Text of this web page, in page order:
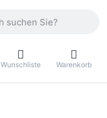
Wunschliste Warenkorb